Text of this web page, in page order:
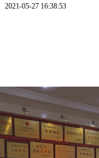
2021-05-27 16:38:53